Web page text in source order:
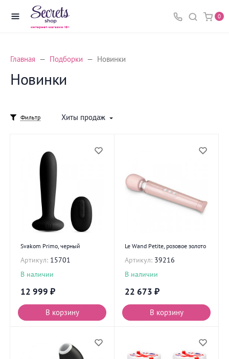
0
Главная Подборки Новинки
Новинки
Фильтр Хиты продаж
Svakom Primo, черный
Артикул: 15701
В наличии
12 999 ₽
В корзину
Le Wand Petite, розовое золото
Артикул: 39216
В наличии
22 673 ₽
В корзину